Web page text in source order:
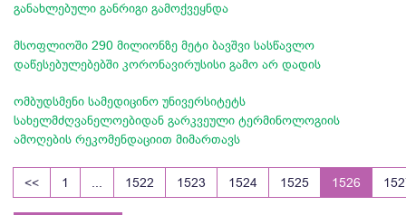
განახლებული განრიგი გამოქვეყნდა
მსოფლიოში 290 მილიონზე მეტი ბავშვი სასწავლო
დაწესებულებებში კორონავირუსისი გამო არ დადის
ომბუდსმენი სამედიცინო უნივერსიტეტს
სახელმძღვანელოებიდან გარკვეული ტერმინოლოგიის
ამოღების რეკომენდაციით მიმართავს
<< 1 1522 1523 1524 1525 1526